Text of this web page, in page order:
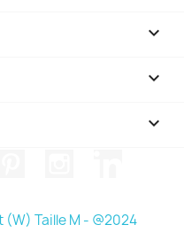


keyboard_arrow_down
(W) Taille M - @2024